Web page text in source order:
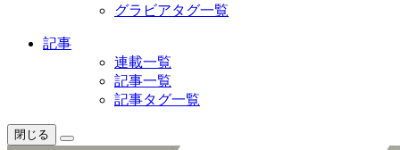
グラビアタグ一覧
記事
連載一覧
記事一覧
記事タグ一覧
閉じる